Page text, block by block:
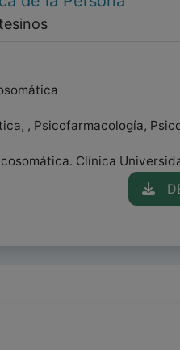
, Psicofarmacología,
Clínica